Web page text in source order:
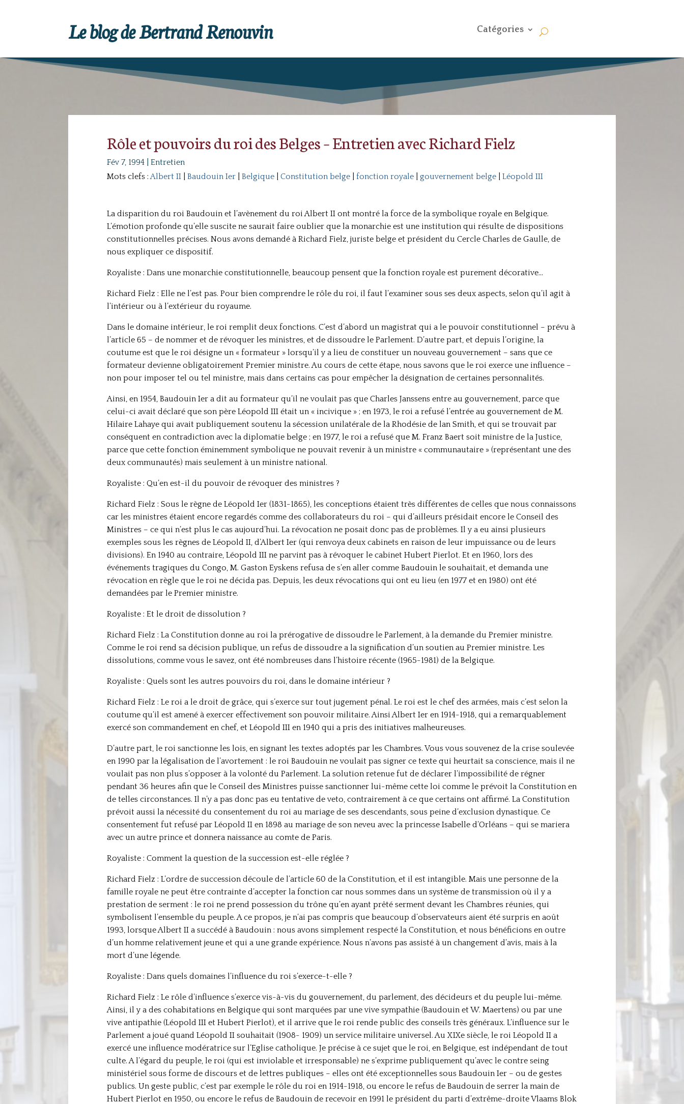
Le blog de Bertrand Renouvin Catégories
Rôle et pouvoirs du roi des Belges – Entretien avec Richard Fielz
Fév 7, 1994| Entretien
Mots clefs :Albert II| Baudouin Ier| Belgique| Constitution belge| fonction royale| gouvernement belge| Léopold III
La disparition du roi Baudouin et l’avènement du roi Albert II ont montré la force de la symbolique royale en Belgique.
L’émotion profonde qu’elle suscite ne saurait faire oublier que la monarchie est une institution qui résulte de dispositions
constitutionnelles précises. Nous avons demandé à Richard Fielz, juriste belge et président du Cercle Charles de Gaulle, de
nous expliquer ce dispositif.
Royaliste : Dans une monarchie constitutionnelle, beaucoup pensent que la fonction royale est purement décorative…
Richard Fielz : Elle ne l’est pas. Pour bien comprendre le rôle du roi, il faut l’examiner sous ses deux aspects, selon qu’il agit à
l’intérieur ou à l’extérieur du royaume.
Dans le domaine intérieur, le roi remplit deux fonctions. C’est d’abord un magistrat qui a le pouvoir constitutionnel – prévu à
l’article 65 – de nommer et de révoquer les ministres, et de dissoudre le Parlement. D’autre part, et depuis l’origine, la
coutume est que le roi désigne un « formateur » lorsqu’il y a lieu de constituer un nouveau gouvernement – sans que ce
formateur devienne obligatoirement Premier ministre. Au cours de cette étape, nous savons que le roi exerce une influence –
non pour imposer tel ou tel ministre, mais dans certains cas pour empêcher la désignation de certaines personnalités.
Ainsi, en 1954, Baudouin Ier a dit au formateur qu’il ne voulait pas que Charles Janssens entre au gouvernement, parce que
celui-ci avait déclaré que son père Léopold III était un « incivique » ; en 1973, le roi a refusé l’entrée au gouvernement de M.
Hilaire Lahaye qui avait publiquement soutenu la sécession unilatérale de la Rhodésie de lan Smith, et qui se trouvait par
conséquent en contradiction avec la diplomatie belge ; en 1977, le roi a refusé que M. Franz Baert soit ministre de la Justice,
parce que cette fonction éminemment symbolique ne pouvait revenir à un ministre « communautaire » (représentant une des
deux communautés) mais seulement à un ministre national.
Royaliste : Qu’en est-il du pouvoir de révoquer des ministres ?
Richard Fielz : Sous le règne de Léopold Ier (1831-1865), les conceptions étaient très différentes de celles que nous connaissons
car les ministres étaient encore regardés comme des collaborateurs du roi – qui d’ailleurs présidait encore le Conseil des
Ministres – ce qui n’est plus le cas aujourd’hui. La révocation ne posait donc pas de problèmes. Il y a eu ainsi plusieurs
exemples sous les règnes de Léopold II, d’Albert Ier (qui renvoya deux cabinets en raison de leur impuissance ou de leurs
divisions). En 1940 au contraire, Léopold III ne parvint pas à révoquer le cabinet Hubert Pierlot. Et en 1960, lors des
événements tragiques du Congo, M. Gaston Eyskens refusa de s’en aller comme Baudouin le souhaitait, et demanda une
révocation en règle que le roi ne décida pas. Depuis, les deux révocations qui ont eu lieu (en 1977 et en 1980) ont été
demandées par le Premier ministre.
Royaliste : Et le droit de dissolution ?
Richard Fielz : La Constitution donne au roi la prérogative de dissoudre le Parlement, à la demande du Premier ministre.
Comme le roi rend sa décision publique, un refus de dissoudre a la signification d’un soutien au Premier ministre. Les
dissolutions, comme vous le savez, ont été nombreuses dans l’histoire récente (1965-1981) de la Belgique.
Royaliste : Quels sont les autres pouvoirs du roi, dans le domaine intérieur ?
Richard Fielz : Le roi a le droit de grâce, qui s’exerce sur tout jugement pénal. Le roi est le chef des armées, mais c’est selon la
coutume qu’il est amené à exercer effectivement son pouvoir militaire. Ainsi Albert Ier en 1914-1918, qui a remarquablement
exercé son commandement en chef, et Léopold III en 1940 qui a pris des initiatives malheureuses.
D’autre part, le roi sanctionne les lois, en signant les textes adoptés par les Chambres. Vous vous souvenez de la crise soulevée
en 1990 par la légalisation de l’avortement : le roi Baudouin ne voulait pas signer ce texte qui heurtait sa conscience, mais il ne
voulait pas non plus s’opposer à la volonté du Parlement. La solution retenue fut de déclarer l’impossibilité de régner
pendant 36 heures afin que le Conseil des Ministres puisse sanctionner lui-même cette loi comme le prévoit la Constitution en
de telles circonstances. Il n’y a pas donc pas eu tentative de veto, contrairement à ce que certains ont affirmé. La Constitution
prévoit aussi la nécessité du consentement du roi au mariage de ses descendants, sous peine d’exclusion dynastique. Ce
consentement fut refusé par Léopold II en 1898 au mariage de son neveu avec la princesse Isabelle d’Orléans – qui se mariera
avec un autre prince et donnera naissance au comte de Paris.
Royaliste : Comment la question de la succession est-elle réglée ?
Richard Fielz : L’ordre de succession découle de l’article 60 de la Constitution, et il est intangible. Mais une personne de la
famille royale ne peut être contrainte d’accepter la fonction car nous sommes dans un système de transmission où il y a
prestation de serment : le roi ne prend possession du trône qu’en ayant prêté serment devant les Chambres réunies, qui
symbolisent l’ensemble du peuple. A ce propos, je n’ai pas compris que beaucoup d’observateurs aient été surpris en août
1993, lorsque Albert II a succédé à Baudouin : nous avons simplement respecté la Constitution, et nous bénéficions en outre
d’un homme relativement jeune et qui a une grande expérience. Nous n’avons pas assisté à un changement d’avis, mais à la
mort d’une légende.
Royaliste : Dans quels domaines l’influence du roi s’exerce-t-elle ?
Richard Fielz : Le rôle d’influence s’exerce vis-à-vis du gouvernement, du parlement, des décideurs et du peuple lui-même.
Ainsi, il y a des cohabitations en Belgique qui sont marquées par une vive sympathie (Baudouin et W. Maertens) ou par une
vive antipathie (Léopold III et Hubert Pierlot), et il arrive que le roi rende public des conseils très généraux. L’influence sur le
Parlement a joué quand Léopold II souhaitait (1908- 1909) un service militaire universel. Au XIXe siècle, le roi Léopold II a
exercé une influence modératrice sur l’Eglise catholique. Je précise à ce sujet que le roi, en Belgique, est indépendant de tout
culte. A l’égard du peuple, le roi (qui est inviolable et irresponsable) ne s’exprime publiquement qu’avec le contre seing
ministériel sous forme de discours et de lettres publiques – elles ont été exceptionnelles sous Baudouin Ier – ou de gestes
publics. Un geste public, c’est par exemple le rôle du roi en 1914-1918, ou encore le refus de Baudouin de serrer la main de
Hubert Pierlot en 1950, ou encore le refus de Baudouin de recevoir en 1991 le président du parti d’extrême-droite Vlaams Blok